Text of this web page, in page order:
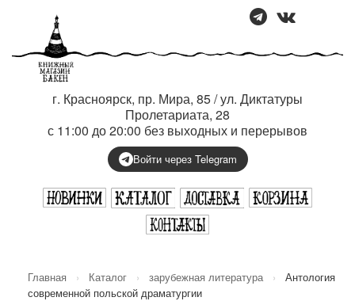
г. Красноярск, пр. Мира, 85 / ул. Диктатуры
Пролетариата, 28
с 11:00 до 20:00 без выходных и перерывов
Войти через Telegram
Главная › Каталог › зарубежная литература ›
Антология
современной польской драматургии